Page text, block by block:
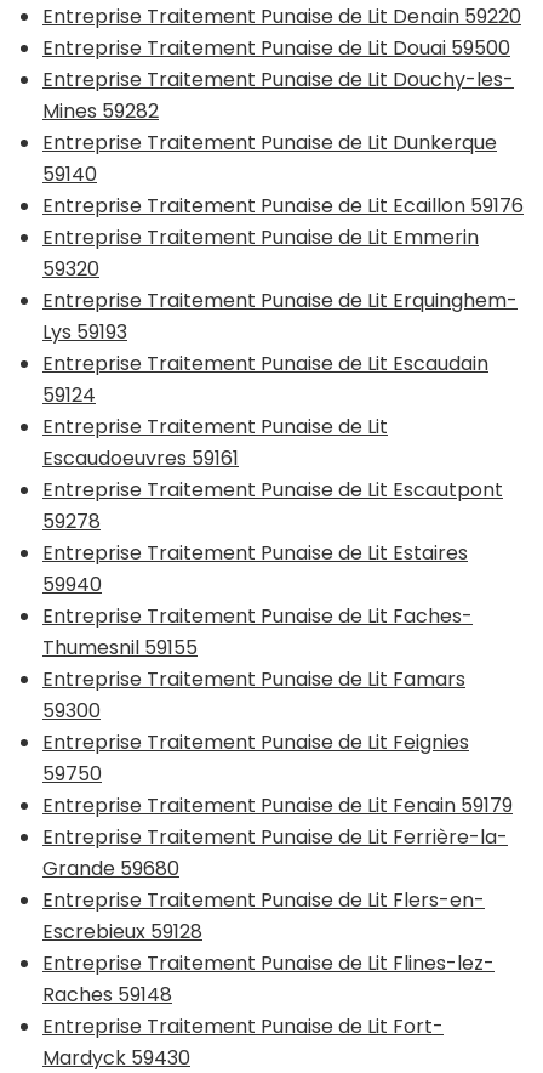
Entreprise Traitement Punaise de Lit Denain 59220
Entreprise Traitement Punaise de Lit Douai 59500
Entreprise Traitement Punaise de Lit Douchy-les-
Mines 59282
Entreprise Traitement Punaise de Lit Dunkerque
59140
Entreprise Traitement Punaise de Lit Ecaillon 59176
Entreprise Traitement Punaise de Lit Emmerin
59320
Entreprise Traitement Punaise de Lit Erquinghem-
Lys 59193
Entreprise Traitement Punaise de Lit Escaudain
59124
Entreprise Traitement Punaise de Lit
Escaudoeuvres 59161
Entreprise Traitement Punaise de Lit Escautpont
59278
Entreprise Traitement Punaise de Lit Estaires
59940
Entreprise Traitement Punaise de Lit Faches-
Thumesnil 59155
Entreprise Traitement Punaise de Lit Famars
59300
Entreprise Traitement Punaise de Lit Feignies
59750
Entreprise Traitement Punaise de Lit Fenain 59179
Entreprise Traitement Punaise de Lit Ferrière-la-
Grande 59680
Entreprise Traitement Punaise de Lit Flers-en-
Escrebieux 59128
Entreprise Traitement Punaise de Lit Flines-lez-
Raches 59148
Entreprise Traitement Punaise de Lit Fort-
Mardyck 59430